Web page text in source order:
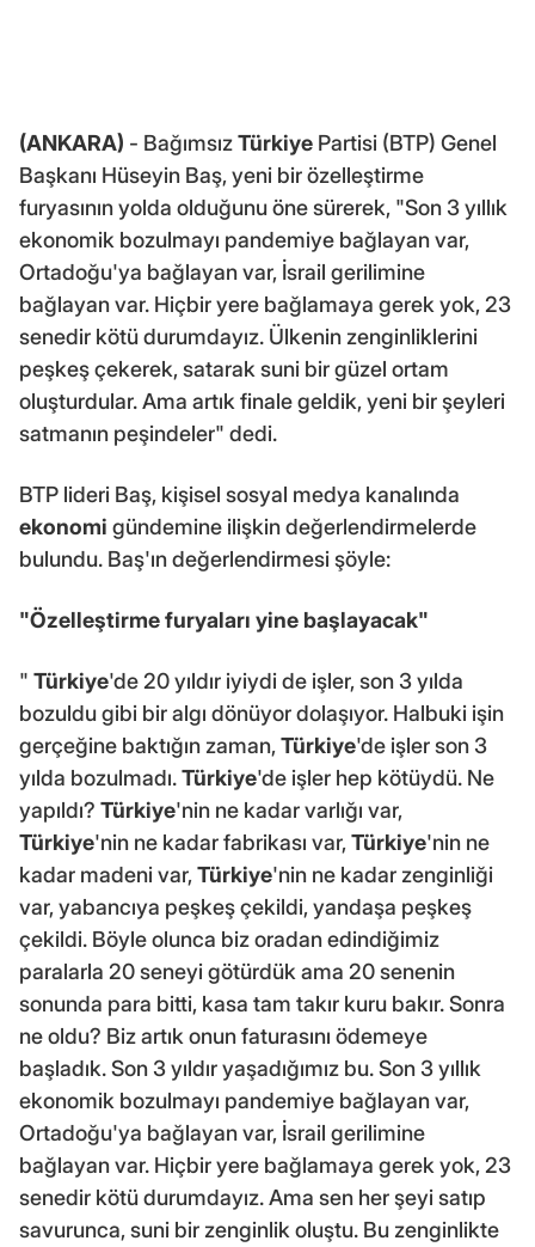
(ANKARA) - BağımsızTürkiye Partisi (BTP) Genel
Başkanı Hüseyin Baş, yeni bir özelleştirme
furyasının yolda olduğunu öne sürerek, "Son 3 yıllık
ekonomik bozulmayı pandemiye bağlayan var,
Ortadoğu'ya bağlayan var, İsrail gerilimine
bağlayan var. Hiçbir yere bağlamaya gerek yok, 23
senedir kötü durumdayız. Ülkenin zenginliklerini
peşkeş çekerek, satarak suni bir güzel ortam
oluşturdular. Ama artık finale geldik, yeni bir şeyleri
satmanın peşindeler" dedi.
BTP lideri Baş, kişisel sosyal medya kanalında
ekonomi gündemine ilişkin değerlendirmelerde
bulundu. Baş'ın değerlendirmesi şöyle:
"Özelleştirme furyaları yine başlayacak"
" Türkiye'de 20 yıldır iyiydi de işler, son 3 yılda
bozuldu gibi bir algı dönüyor dolaşıyor. Halbuki işin
gerçeğine baktığın zaman,Türkiye'de işler son 3
yılda bozulmadı.Türkiye'de işler hep kötüydü. Ne
yapıldı? Türkiye'nin ne kadar varlığı var,
Türkiye'nin ne kadar fabrikası var,Türkiye'nin ne
kadar madeni var,Türkiye'nin ne kadar zenginliği
var, yabancıya peşkeş çekildi, yandaşa peşkeş
çekildi. Böyle olunca biz oradan edindiğimiz
paralarla 20 seneyi götürdük ama 20 senenin
sonunda para bitti, kasa tam takır kuru bakır. Sonra
ne oldu? Biz artık onun faturasını ödemeye
başladık. Son 3 yıldır yaşadığımız bu. Son 3 yıllık
ekonomik bozulmayı pandemiye bağlayan var,
Ortadoğu'ya bağlayan var, İsrail gerilimine
bağlayan var. Hiçbir yere bağlamaya gerek yok, 23
senedir kötü durumdayız. Ama sen her şeyi satıp
savurunca, suni bir zenginlik oluştu. Bu zenginlikte